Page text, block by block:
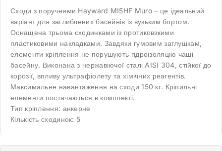
Сходи з поручнями Hayward MI5HF Muro – це ідеальний
варіант для заглиблених басейнів із вузьким бортом.
Оснащена трьома сходинками із протиковзкими
пластиковими накладками. Завдяки гумовим заглушкам,
елементи кріплення не порушують гідроізоляцію чаші
басейну. Виконана з нержавіючої сталі AISI 304, стійкої до
корозії, впливу ультрафіолету та хімічних реагентів.
Максимальне навантаження на сходи 150 кг. Кріпильні
елементи постачаються в комплекті.
Тип кріплення: анкерне
Кількість сходинок: 5